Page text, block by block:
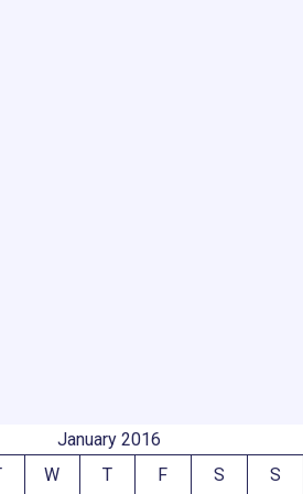
January 2016
W T F S S